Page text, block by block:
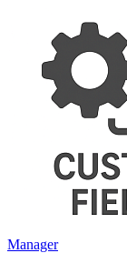
Manager